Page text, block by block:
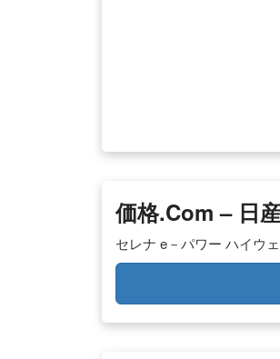
価格.com – 日
セレナ e－パワー ハイウ